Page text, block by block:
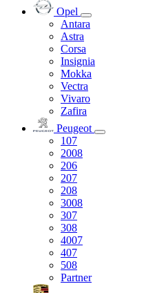
Opel
Antara
Astra
Corsa
Insignia
Mokka
Vectra
Vivaro
Zafira
Peugeot
107
2008
206
207
208
3008
307
308
4007
407
508
Partner